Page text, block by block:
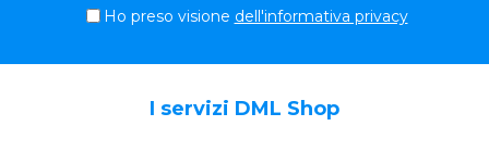
Ho preso visione dell'informativa privacy
I servizi DML Shop